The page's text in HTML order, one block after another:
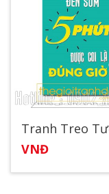
VNĐ